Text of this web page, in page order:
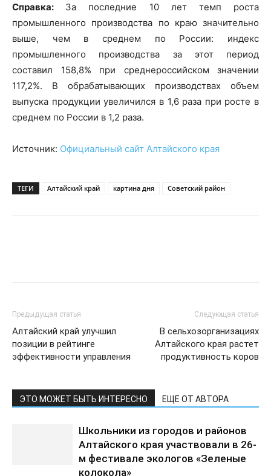
Справка: За последние 10 лет темп роста
промышленного производства по краю значительно
выше, чем в среднем по России: индекс
промышленного производства за этот период
составил 158,8% при среднероссийском значении
117,2%. В обрабатывающих производствах объем
выпуска продукции увеличился в 1,6 раза при росте в
среднем по России в 1,2 раза.
Источник: Официальный сайт Алтайского края
ТЕГИ Алтайский край картина дня Советский район
Предыдущая статья
Алтайский край улучшил
позиции в рейтинге
эффективности управления
Следующая статья
В сельхозорганизациях
Алтайского края растет
продуктивность коров
ЭТО МОЖЕТ БЫТЬ ИНТЕРЕСНО ЕЩЕ ОТ АВТОРА
Школьники из городов и районов
Алтайского края участвовали в 26-
м фестивале экологов «Зеленые
колокола»